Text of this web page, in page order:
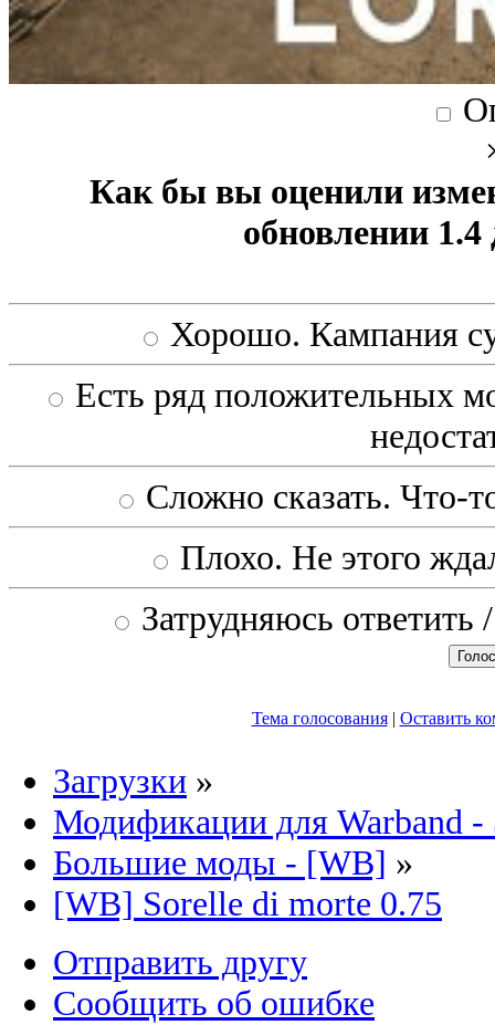
Как бы вы оценили
обновлении
Хорошо. Кампания
Есть ряд положительных
Сложно сказать. Что-
Плохо. Не этого
Затрудняюсь
Тема голосования| Оставить
Загрузки »
Модификации для Warband -
Большие моды - [WB] »
[WB] Sorelle di morte 0.75
Отправить другу
Сообщить об ошибке